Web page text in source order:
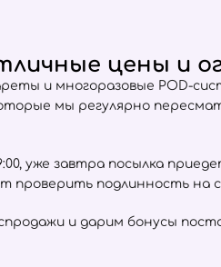
цены и
и многоразовые POD-
мы регулярно
уже завтра посылка
проверить подлинность на
и дарим бонусы